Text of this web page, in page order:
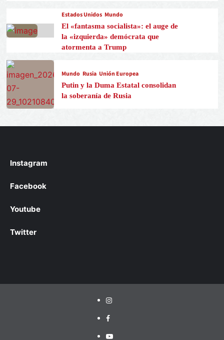
Estados Unidos Mundo
El «fantasma socialista»: el auge de
la «izquierda» demócrata que
atormenta a Trump
Mundo Rusia Unión Europea
Putin y la Duma Estatal consolidan
la soberanía de Rusia
Instagram
Facebook
Youtube
Twitter